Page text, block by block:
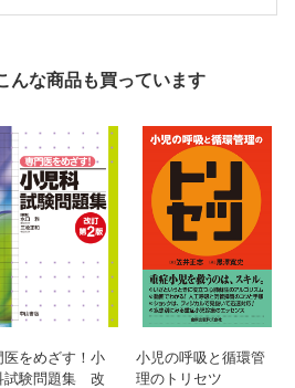
とこそが幸福のもとである
わるみんなのコミュニケーション㊴
てる保護者との懇談②
の損害賠償責任
レッジ
んな商品も買っています
医をめざす！小
試験問題集 改
小児の呼吸と循環管
理のトリセツ